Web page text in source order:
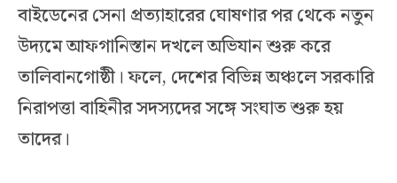
বাইডেনের সেনা প্রত্যাহারের ঘোষণার পর থেকে নতুন
উদ্যমে আফগানিস্তান দখলে অভিযান শুরু করে
তালিবানগোষ্ঠী। ফলে, দেশের বিভিন্ন অঞ্চলে সরকারি
নিরাপত্তা বাহিনীর সদস্যদের সঙ্গে সংঘাত শুরু হয়
তাদের।